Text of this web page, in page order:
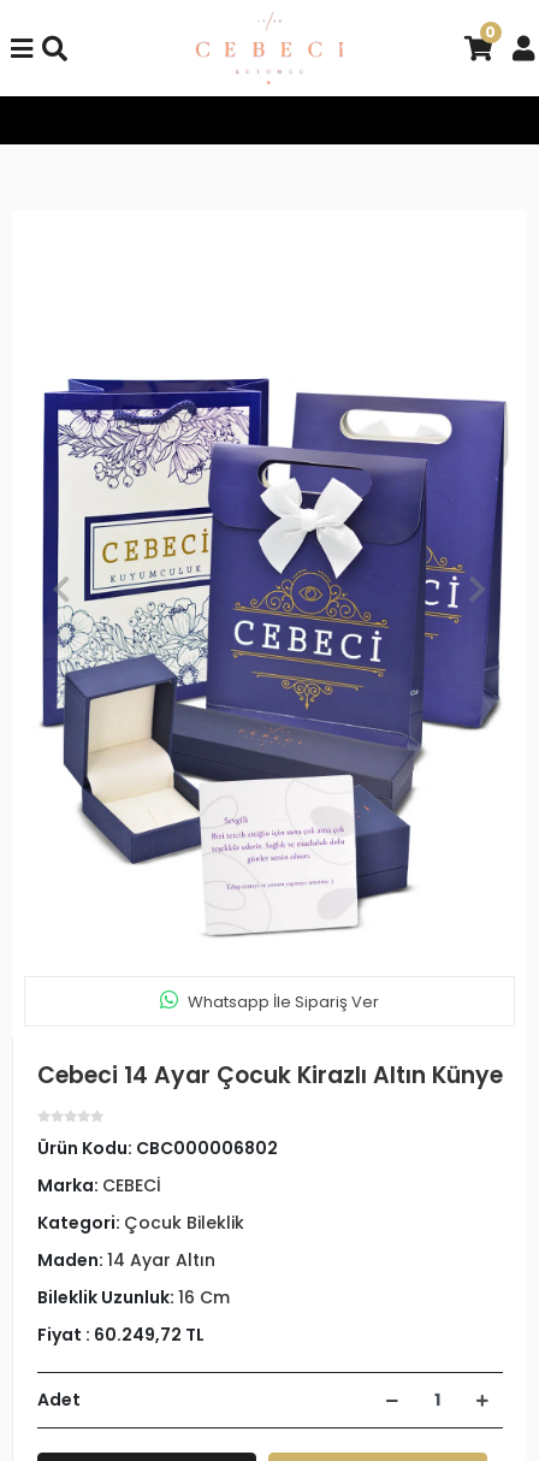
0
Whatsapp İle Sipariş Ver
Cebeci 14 Ayar Çocuk Kirazlı Altın Künye
Ürün Kodu: CBC000006802
Marka: CEBECİ
Kategori: Çocuk Bileklik
Maden: 14 Ayar Altın
Bileklik Uzunluk: 16 Cm
Fiyat : 60.249,72 TL
Adet